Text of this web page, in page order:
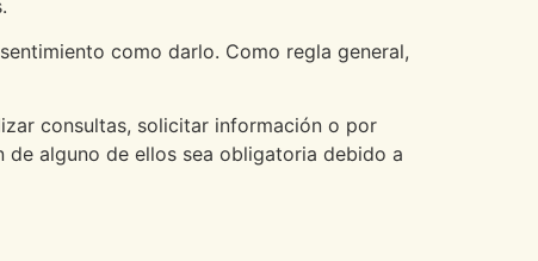
como darlo. Como regla general,
consultas, solicitar información o por
alguno de ellos sea obligatoria debido a